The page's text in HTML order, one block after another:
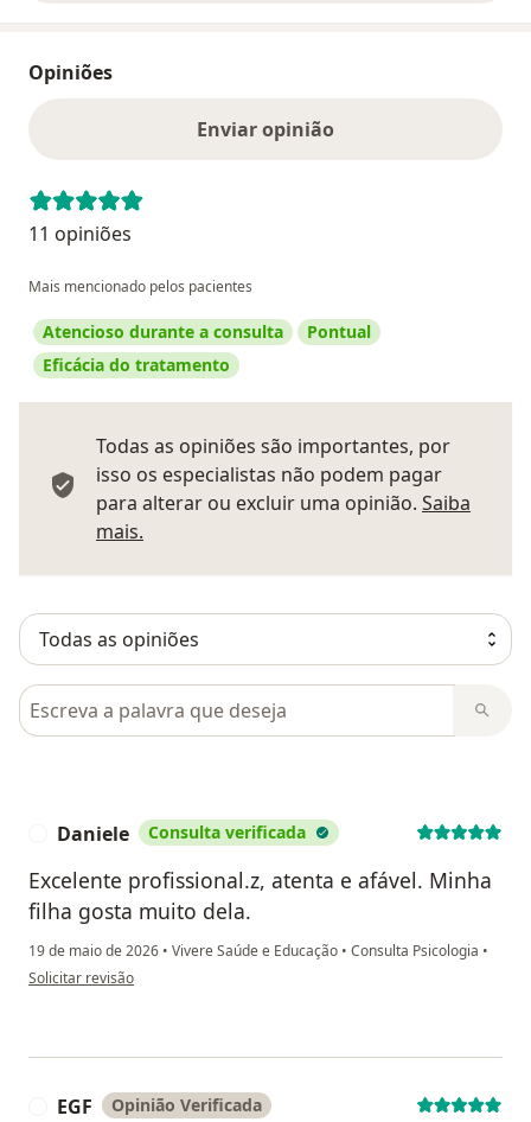
Opiniões
Enviar opinião
11 opiniões
Mais mencionado pelos pacientes
Atencioso durante a consulta
Pontual
Eficácia do tratamento
Todas as opiniões são importantes, por
isso os especialistas não podem pagar
para alterar ou excluir uma opinião. Saiba
mais.
Pesquisar em opiniões
Daniele Consulta verificada
Excelente profissional.z, atenta e afável. Minha
filha gosta muito dela.
19 de maio de 2026 • Vivere Saúde e Educação • Consulta Psicologia •
na opinião do utilizador Daniele
Solicitar revisão
EGF Opinião Verificada